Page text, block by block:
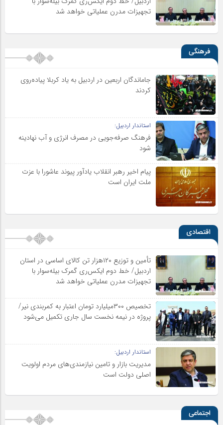
تجهیزات مدرن عملیاتی خواهد شد
فرهنگی
جاماندگان اربعین در اردبیل به یاد کربلا پیاده‌روی
کردند
استاندار اردبیل:
فرهنگ صرفه‌جویی در مصرف انرژی و آب نهادینه
شود
پیام اخیر رهبر انقلاب یادآور پیوند عاشورا با عزت
ملت ایران است
اقتصادی
تأمین و توزیع ۱۲۰هزار تن کالای اساسی در استان
اردبیل/ خط دوم ایکس‌ری گمرک بیله‌سوار با
تجهیزات مدرن عملیاتی خواهد شد
تخصیص ۳۰۰میلیارد تومان اعتبار به کمربندی نیر/
پروژه در نیمه نخست سال جاری تکمیل می‌شود
استاندار اردبیل:
مدیریت بازار و تامین نیازمندی‌های مردم اولویت‌
اصلی دولت است
اجتماعی